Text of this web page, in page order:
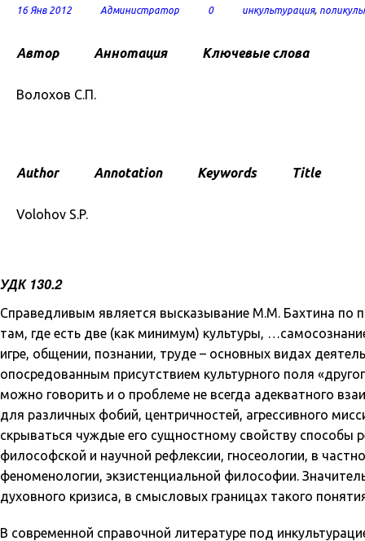
16 Янв 2012 Администратор 0 инкультурация,
Автор Аннотация Ключевые слова
Волохов С.П.
Author Annotation Keywords Title
Volohov S.P.
УДК 130.2
Справедливым является высказывание М.М. Бахтина по
там, где есть две (как минимум) культуры,
игре, общении, познании, труде – основных видах
опосредованным присутствием культурного поля
можно говорить и о проблеме не всегда адекватного
для различных фобий, центричностей, агрессивного
скрываться чуждые его сущностному свойству
философской и научной рефлексии, гносеологии, в
феноменологии, экзистенциальной философии.
духовного кризиса, в смысловых границах такого
В современной справочной литературе под